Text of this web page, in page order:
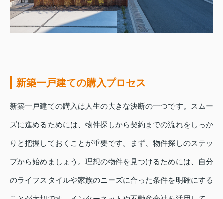
新築一戸建ての購入プロセス
新築一戸建ての購入は人生の大きな決断の一つです。スムー
ズに進めるためには、物件探しから契約までの流れをしっか
りと把握しておくことが重要です。まず、物件探しのステッ
プから始めましょう。理想の物件を見つけるためには、自分
のライフスタイルや家族のニーズに合った条件を明確にする